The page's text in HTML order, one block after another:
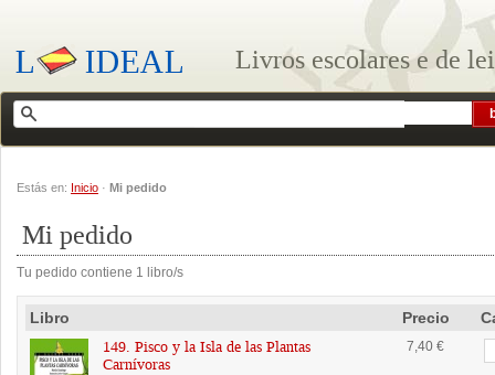
Livros escolares e de
Estás en: Inicio · Mi pedido
Mi pedido
Tu pedido contiene 1 libro/s
Libro Precio
149. Pisco y la Isla de las Plantas
Carnívoras
7,40 €